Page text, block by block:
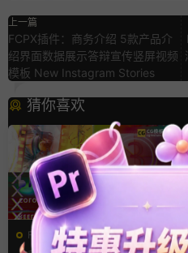
上一篇
FCPX插件：商务介绍 5款产品介
绍界面数据展示答辩宣传竖屏视频
模板 New Instagram Stories
猜你喜欢
FCPX转场